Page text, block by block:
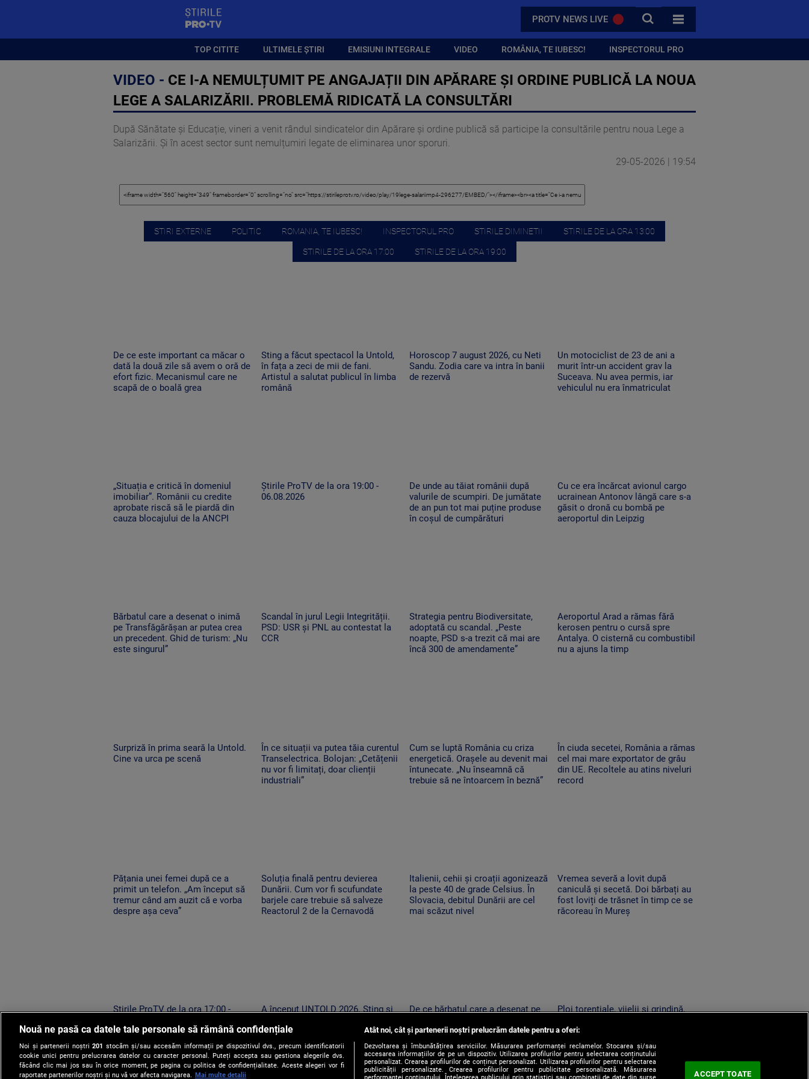
PROTV NEWS LIVE CAUTA
TOATE CATEGORIILE
TOP CITITE ULTIMELE ȘTIRI EMISIUNI INTEGRALE VIDEO ROMÂNIA, TE IUBESC! INSPECTORUL PRO
VIDEO - CE I-A NEMULȚUMIT PE ANGAJAȚII DIN APĂRARE ȘI ORDINE PUBLICĂ LA NOUA
LEGE A SALARIZĂRII. PROBLEMĂ RIDICATĂ LA CONSULTĂRI
După Sănătate și Educație, vineri a venit rândul sindicatelor din Apărare și ordine publică să participe la consultările pentru noua Lege a
Salarizării. Și în acest sector sunt nemulțumiri legate de eliminarea unor sporuri.
29-05-2026 | 19:54
STIRI EXTERNE POLITIC ROMANIA, TE IUBESC! INSPECTORUL PRO STIRILE DIMINETII STIRILE DE LA ORA 13:00
STIRILE DE LA ORA 17:00 STIRILE DE LA ORA 19:00
De ce este important ca măcar o
dată la două zile să avem o oră de
efort fizic. Mecanismul care ne
scapă de o boală grea
Sting a făcut spectacol la Untold,
în fața a zeci de mii de fani.
Artistul a salutat publicul în limba
română
Horoscop 7 august 2026, cu Neti
Sandu. Zodia care va intra în banii
de rezervă
Un motociclist de 23 de ani a
murit într-un accident grav la
Suceava. Nu avea permis, iar
vehiculul nu era înmatriculat
„Situația e critică în domeniul
imobiliar”. Românii cu credite
aprobate riscă să le piardă din
cauza blocajului de la ANCPI
Știrile ProTV de la ora 19:00 -
06.08.2026
De unde au tăiat românii după
valurile de scumpiri. De jumătate
de an pun tot mai puține produse
în coșul de cumpărături
Cu ce era încărcat avionul cargo
ucrainean Antonov lângă care s-a
găsit o dronă cu bombă pe
aeroportul din Leipzig
Bărbatul care a desenat o inimă
pe Transfăgărășan ar putea crea
un precedent. Ghid de turism: „Nu
este singurul”
Scandal în jurul Legii Integrității.
PSD: USR și PNL au contestat la
CCR
Strategia pentru Biodiversitate,
adoptată cu scandal. „Peste
noapte, PSD s-a trezit că mai are
încă 300 de amendamente”
Aeroportul Arad a rămas fără
kerosen pentru o cursă spre
Antalya. O cisternă cu combustibil
nu a ajuns la timp
Surpriză în prima seară la Untold.
Cine va urca pe scenă
În ce situații va putea tăia curentul
Transelectrica. Bolojan: „Cetățenii
nu vor fi limitați, doar clienții
industriali”
Cum se luptă România cu criza
energetică. Orașele au devenit mai
întunecate. „Nu înseamnă că
trebuie să ne întoarcem în beznă”
În ciuda secetei, România a rămas
cel mai mare exportator de grâu
din UE. Recoltele au atins niveluri
record
Pățania unei femei după ce a
primit un telefon. „Am început să
tremur când am auzit că e vorba
despre așa ceva”
Soluția finală pentru devierea
Dunării. Cum vor fi scufundate
barjele care trebuie să salveze
Reactorul 2 de la Cernavodă
Italienii, cehii și croații agonizează
la peste 40 de grade Celsius. În
Slovacia, debitul Dunării are cel
mai scăzut nivel
Vremea severă a lovit după
caniculă și secetă. Doi bărbați au
fost loviți de trăsnet în timp ce se
răcoreau în Mureș
Știrile ProTV de la ora 17:00 -
A început UNTOLD 2026. Sting și
nouă scene din Cluj-Napoca
De ce bărbatul care a desenat pe
putea fi primul amendat în Argeș
pentru acest lucru
Ploi torențiale, vijelii și grindină,
care se schimbă vremea
Nouă ne pasă ca datele tale personale să rămână confidențiale
Noi și partenerii noștri201 stocăm și/sau accesăm informații pe dispozitivul dvs., precum identificatorii
cookie unici pentru prelucrarea datelor cu caracter personal. Puteți accepta sau gestiona alegerile dvs.
făcând clic mai jos sau în orice moment, pe pagina cu politica de confidențialitate. Aceste alegeri vor fi
raportate partenerilor noștri și nu vă vor afecta navigarea.
Mai multe detalii
Atât noi, cât și partenerii noștri prelucrăm datele pentru a oferi:
Dezvoltarea și îmbunătățirea serviciilor. Măsurarea performanței reclamelor. Stocarea și/sau
accesarea informațiilor de pe un dispozitiv. Utilizarea profilurilor pentru selectarea conținutului
personalizat. Crearea profilurilor de conținut personalizat. Utilizarea profilurilor pentru selectarea
publicității personalizate. Crearea profilurilor pentru publicitate personalizată. Măsurarea
ACCEPT TOATE